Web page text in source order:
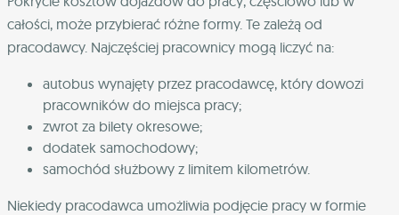
całości, może przybierać różne formy. Te zależą od
pracodawcy. Najczęściej pracownicy mogą liczyć na:
autobus wynajęty przez pracodawcę, który dowozi
pracowników do miejsca pracy;
zwrot za bilety okresowe;
dodatek samochodowy;
samochód służbowy z limitem kilometrów.
Niekiedy pracodawca umożliwia podjęcie pracy w formie